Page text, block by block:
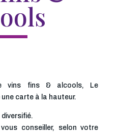
vins fins & alcools, Le
carte à la hauteur.
conseiller, selon votre